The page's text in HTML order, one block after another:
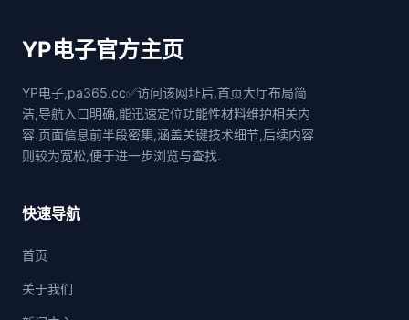
YP电子官方主页
YP电子,pa365.cc✅访问该网址后,首页大厅布局简
洁,导航入口明确,能迅速定位功能性材料维护相关内
容.页面信息前半段密集,涵盖关键技术细节,后续内容
则较为宽松,便于进一步浏览与查找.
快速导航
首页
关于我们